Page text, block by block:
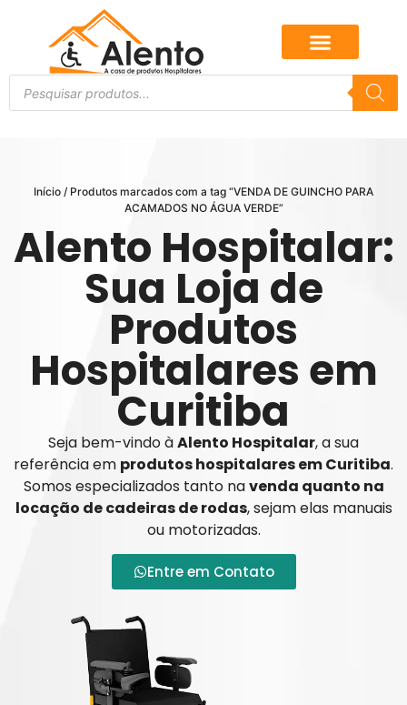
Início / Produtos marcados com a tag “VENDA DE GUINCHO PARA
ACAMADOS NO ÁGUA VERDE”
Alento Hospitalar:
Sua Loja de
Produtos
Hospitalares em
Curitiba
Seja bem-vindo àAlento Hospitalar, a sua
referência em produtos hospitalares em Curitiba.
Somos especializados tanto navenda quanto na
locação de cadeiras de rodas, sejam elas manuais
ou motorizadas.
Entre em Contato